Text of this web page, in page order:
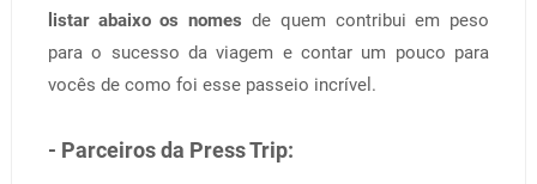
listar abaixo os nomes de quem contribui em peso
para o sucesso da viagem e contar um pouco para
vocês de como foi esse passeio incrível.
- Parceiros da Press Trip: